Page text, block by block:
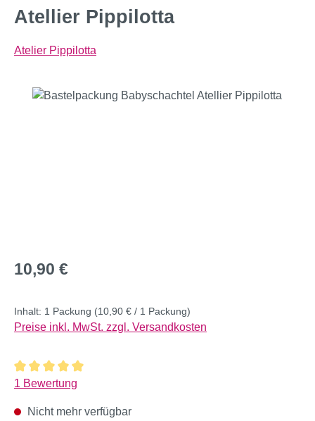
Atellier Pippilotta
Atelier Pippilotta
Bildergalerie überspringen
Regulärer Preis:
10,90 €
Inhalt: 1 Packung (10,90 € / 1 Packung)
Preise inkl. MwSt. zzgl. Versandkosten
Durchschnittliche Bewertung von 5 von 5 Sternen
1 Bewertung
Nicht mehr verfügbar